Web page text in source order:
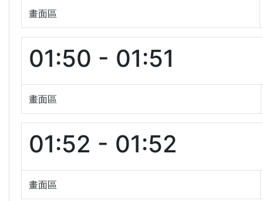
畫面區
01:50 - 01:51
畫面區
01:52 - 01:52
畫面區